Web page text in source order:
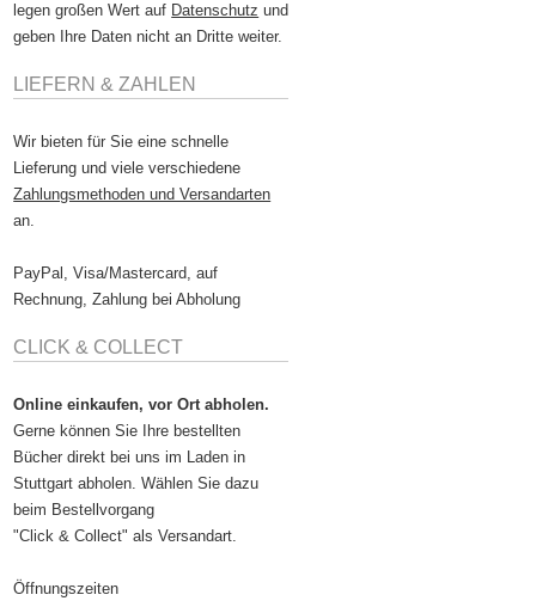
legen großen Wert auf Datenschutz und
geben Ihre Daten nicht an Dritte weiter.
LIEFERN & ZAHLEN
Wir bieten für Sie eine schnelle
Lieferung und viele verschiedene
Zahlungsmethoden und Versandarten
an.
PayPal, Visa/Mastercard, auf
Rechnung, Zahlung bei Abholung
CLICK & COLLECT
Online einkaufen, vor Ort abholen.
Gerne können Sie Ihre bestellten
Bücher direkt bei uns im Laden in
Stuttgart abholen. Wählen Sie dazu
beim Bestellvorgang
"Click & Collect" als Versandart.
Öffnungszeiten